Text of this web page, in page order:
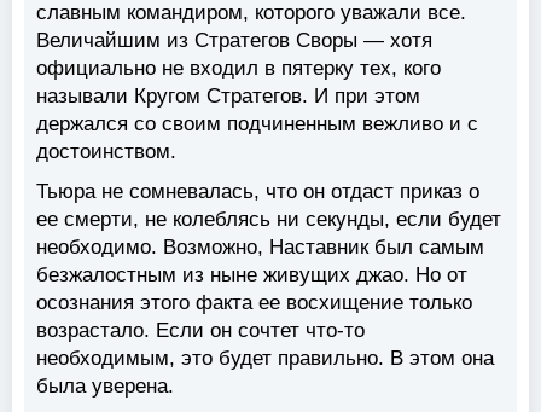
славным командиром, которого уважали все.
Величайшим из Стратегов Своры — хотя
официально не входил в пятерку тех, кого
называли Кругом Стратегов. И при этом
держался со своим подчиненным вежливо и с
достоинством.
Тьюра не сомневалась, что он отдаст приказ о
ее смерти, не колеблясь ни секунды, если будет
необходимо. Возможно, Наставник был самым
безжалостным из ныне живущих джао. Но от
осознания этого факта ее восхищение только
возрастало. Если он сочтет что-то
необходимым, это будет правильно. В этом она
была уверена.